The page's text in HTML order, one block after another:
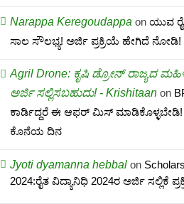
Narappa Keregoudappa onಯುವ
ಸಾಲ ಸೌಲಭ್ಯ! ಅರ್ಜಿ ಪ್ರಕ್ರಿಯೆ ಹೇಗಿದೆ ನೋಡಿ!
Agril Drone: ಕೃಷಿ ಡ್ರೋನ್ ರಾಜ್ಯದ
ಅರ್ಜಿ ಸಲ್ಲಿಸಬಹುದು! - Krishitaan on
ಕಾರ್ಡಿದ್ದರೆ ಈ ಆಫರ್ ಮಿಸ್ ಮಾಡಿಕೊಳ್ಳಬೇಡಿ!
ಕೊನೆಯ ದಿನ
Jyoti dyamanna hebbal on
2024:ರೈತ ವಿದ್ಯಾನಿಧಿ 2024ರ ಅರ್ಜಿ ಸಲ್ಲಿಕೆ